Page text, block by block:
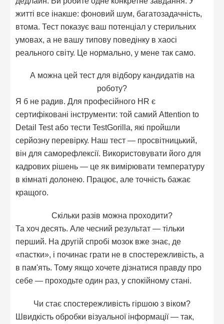
житті все інакше: фоновий шум, багатозадачність,
втома. Тест показує ваш потенціал у стерильних
умовах, а не вашу типову поведінку в хаосі
реального світу. Це нормально, у мене так само.
А можна цей тест для відбору кандидатів на
роботу?
Я б не радив. Для професійного HR є
сертифіковані інструменти: той самий Attention to
Detail Test або тести TestGorilla, які пройшли
серйозну перевірку. Наш тест — просвітницький,
він для саморефлексії. Використовувати його для
кадрових рішень — це як вимірювати температуру
в кімнаті долонею. Працює, але точність бажає
кращого.
Скільки разів можна проходити?
Та хоч десять. Але чесний результат — тільки
перший. На другій спробі мозок вже знає, де
«пастки», і починає грати не в спостережливість, а
в пам'ять. Тому якщо хочете дізнатися правду про
себе — проходьте один раз, у спокійному стані.
Чи стає спостережливість гіршою з віком?
Швидкість обробки візуальної інформації — так,